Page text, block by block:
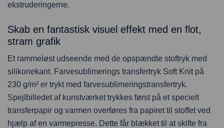
ekstruderingerne.
Skab en fantastisk visuel effekt med en flot,
stram grafik
Et rammeløst udseende med de opspændte stoftryk med
silikonekant. Farvesublimerings transfertryk Soft Knit på
230 g/m² er trykt med farvesublimeringstransfertryk.
Spejlbilledet af kunstværket trykkes først på et specielt
transferpapir og varmen overføres fra papiret til stoffet ved
hjælp af en varmepresse. Dette får blækket til at skifte fra